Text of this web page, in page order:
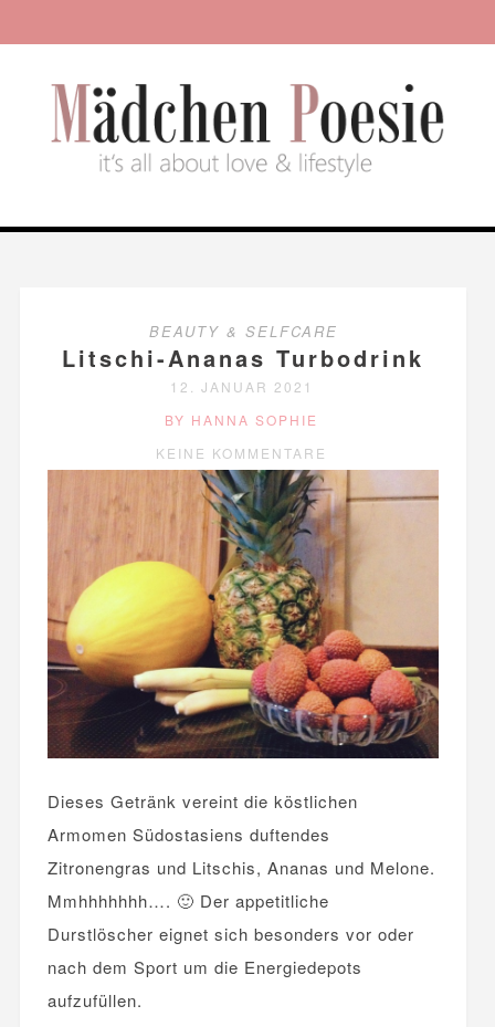
BEAUTY & SELFCARE
Litschi-Ananas Turbodrink
12. JANUAR 2021
BY HANNA SOPHIE
KEINE KOMMENTARE
Dieses Getränk vereint die köstlichen
Armomen Südostasiens duftendes
Zitronengras und Litschis, Ananas und Melone.
Mmhhhhhhh…. 🙂 Der appetitliche
Durstlöscher eignet sich besonders vor oder
nach dem Sport um die Energiedepots
aufzufüllen.